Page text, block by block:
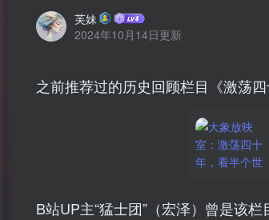
芙妹
2024年10月14日更新
之前推荐过的历史回顾栏目《激荡
B站UP主“猛士团”（宏泽）曾是该